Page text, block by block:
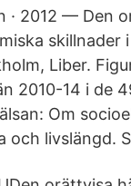
· 2012 — Den
skillnader
Liber.
2010-14 i de
Om
och livslängd.